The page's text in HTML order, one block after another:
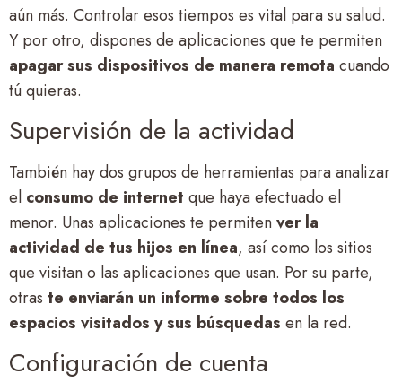
aún más. Controlar esos tiempos es vital para su salud.
Y por otro, dispones de aplicaciones que te permiten
apagar sus dispositivos de manera remota cuando
tú quieras.
Supervisión de la actividad
También hay dos grupos de herramientas para analizar
el consumo de internet que haya efectuado el
menor. Unas aplicaciones te permitenver la
actividad de tus hijos en línea, así como los sitios
que visitan o las aplicaciones que usan. Por su parte,
otras te enviarán un informe sobre todos los
espacios visitados y sus búsquedas en la red.
Configuración de cuenta